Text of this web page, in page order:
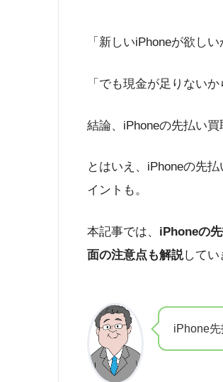
「新しいiPhoneが欲し
「でも現金が足りない
結論、iPhoneの先払い
とはいえ、iPhoneの先
イントも。
本記事では、 iPhoneの
面の注意点も解説してい
iPhone先